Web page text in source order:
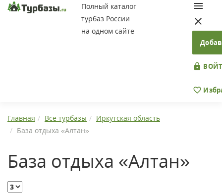
Полный каталог
турбаз России
на одном сайте
Главная Все турбазы
Иркутская область
База отдыха «Алтан»
База отдыха «Алтан»